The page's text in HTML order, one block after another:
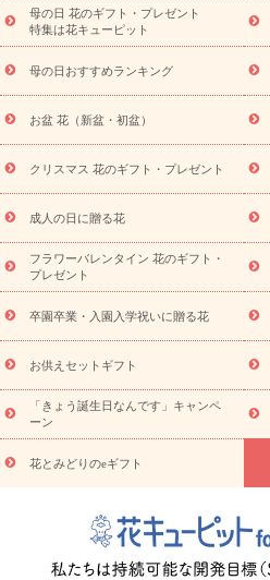
念日
結婚祝い 出産祝い 退院
寿祝い
プチギフト ペットのお
供え・お悔やみ商品一覧
お供え
お供え プリザーブドフラワー
ペ
盆・初盆）
その他 お祝い返し
ビジネス用
ご自宅用 観葉植物
ドフラワー
スタイルから探す
ンド花
お祝い お供え・お悔やみ
ディ胡蝶蘭・お祝い
ミディ胡蝶蘭
観葉植物
観葉植物 産直多肉
お祝い
お供え・お悔やみ 花と
プチギフト（hanamore -ハナモア-）
キューピットのeGfit
カラー ピ
ド
お花の種類 ト
お祝い お祝い・3000円～ お
5000円～
お祝い・7000円～ お
悔やみ
円～
お供え・お悔やみ・
読み物
いのマナー
定年退職祝いのマナー
花キューピットのお祝いコ
彩心理学」で選ぶ方法
結婚祝いの
母の日 花のギフト・プレゼント
特集は花キューピット
母の日おすすめランキング
お盆 花（新盆・初盆）
クリスマス 花のギフト・プレゼント
成人の日に贈る花
フラワーバレンタイン 花のギフト・
プレゼント
卒園卒業・入園入学祝いに贈る花
お供えセットギフト
「きょう誕生日なんです」キャンペ
ーン
花とみどりのeギフト